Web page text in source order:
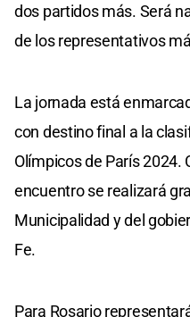
dos partidos más. Será
de los representativos
La jornada está
con destino final a la
Olímpicos de París 2024.
encuentro se realizará
Municipalidad y del
Fe.
Para Rosario